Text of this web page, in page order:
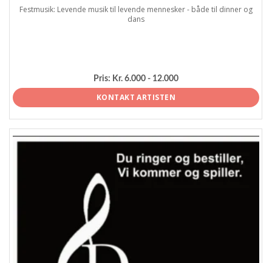
Festmusik: Levende musik til levende mennesker - både til dinner og
dans
Pris: Kr. 6.000 - 12.000
KONTAKT ARTISTEN